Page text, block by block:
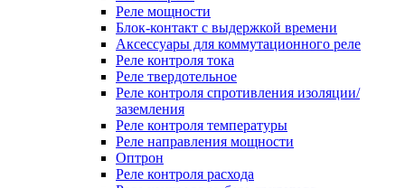
Реле мощности
Блок-контакт с выдержкой времени
Аксессуары для коммутационного реле
Реле контроля тока
Реле твердотельное
Реле контроля спротивления изоляции/
заземления
Реле контроля температуры
Реле направления мощности
Оптрон
Реле контроля расхода